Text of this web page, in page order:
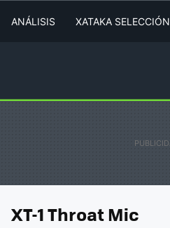
ANÁLISIS XATAKA SELECCIÓN
XT-1 Throat Mic